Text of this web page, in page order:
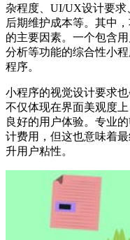
杂程度、UI/UX设计要求
后期维护成本等。其中
的主要因素。一个包含
分析等功能的综合性小
程序。
小程序的视觉设计要求
不仅体现在界面美观度
良好的用户体验。专业
计费用，但这也意味着
升用户粘性。